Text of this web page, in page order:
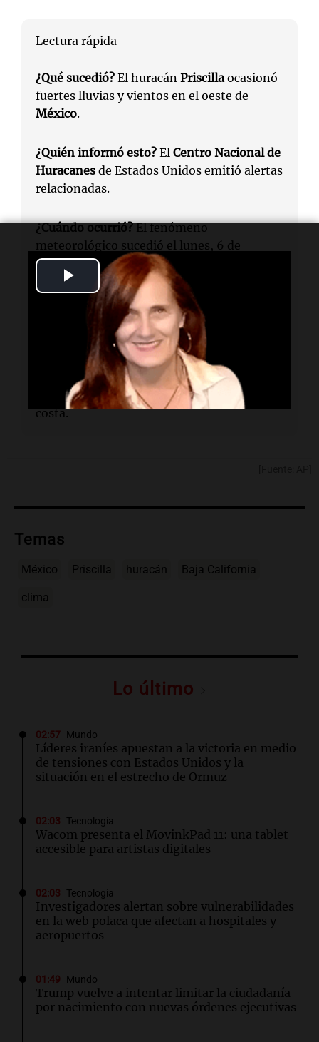
Play
Video
Lectura rápida
¿Qué sucedió? El huracán Priscillaocasionó
fuertes lluvias y vientos en el oeste de
México.
¿Quién informó esto? El Centro Nacional de
Huracanes de Estados Unidos emitió alertas
relacionadas.
¿Cuándo ocurrió? El fenómeno
meteorológico sucedió el lunes, 6 de
octubre de 2025.
¿Dónde se localiza?
Las alertas se dieron
Baja California Sur, incluyendo
¿Cómo afecta a la población?Hay riesgos de
inundación y marejadas peligrosas en la
costa.
Temas
México Priscilla huracán Baja California
clima
Lo último
02:57 Mundo
Líderes iraníes apuestan a la victoria en medio
de tensiones con Estados Unidos y la
situación en el estrecho de Ormuz
02:03 Tecnología
Wacom presenta el MovinkPad 11: una tablet
accesible para artistas digitales
02:03 Tecnología
Investigadores alertan sobre vulnerabilidades
en la web polaca que afectan a hospitales y
aeropuertos
01:49 Mundo
Trump vuelve a intentar limitar la ciudadanía
por nacimiento con nuevas órdenes ejecutivas